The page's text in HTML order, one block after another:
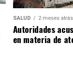
SALUD 2 meses atrás
Autoridades
en materia de